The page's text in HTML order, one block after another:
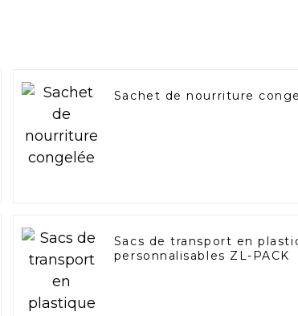
Sachet de nourriture
Sacs de transport en
personnalisables ZL-PACK